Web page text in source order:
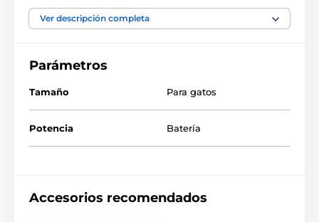
guarida. El zorro espera escondido su oportunidad y,
cuando se activa el sensor de movimiento, sobresalta
cola.
El juguete necesita 3 pilas AA (no incluidas).
Ver descripción completa
Parámetros
Tamaño Para gatos
Potencia Batería
Accesorios recomendados